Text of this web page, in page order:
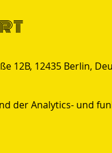
12B, 12435 Berlin,
der Analytics- und